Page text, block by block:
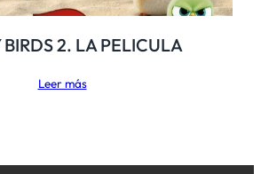
BIRDS 2. LA PELICULA
Leer más